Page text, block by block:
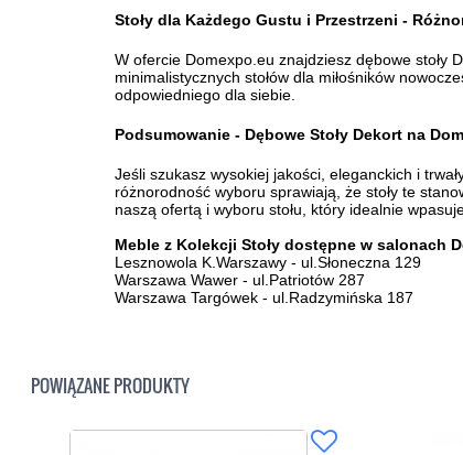
Transport
Stoły dla Każdego Gustu i Przestrzeni -
W ofercie Domexpo.eu znajdziesz dębowe stoły
minimalistycznych stołów dla miłośników
odpowiedniego dla siebie.
Podsumowanie - Dębowe Stoły Dekort na
Jeśli szukasz wysokiej jakości, eleganckich i
różnorodność wyboru sprawiają, że stoły te
naszą ofertą i wyboru stołu, który idealnie
Meble z Kolekcji Stoły dostępne w salonach
Lesznowola K.Warszawy - ul.Słoneczna 129
Warszawa Wawer - ul.Patriotów 287
Warszawa Targówek - ul.Radzymińska 187
POWIĄZANE PRODUKTY